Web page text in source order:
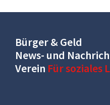
Bürger & Geld
News- und
Verein Für soziales